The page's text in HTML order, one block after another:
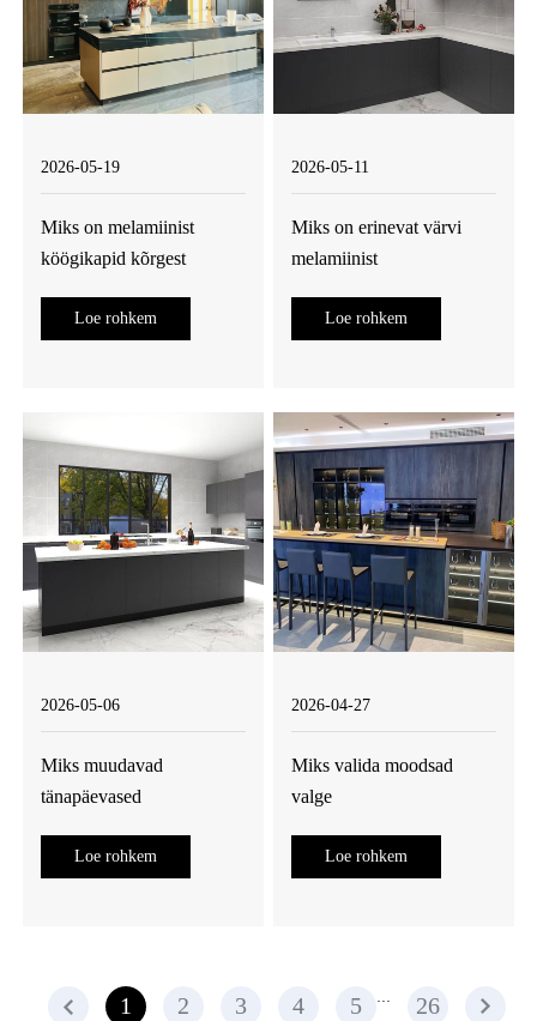
2026-05-19
Miks on melamiinist
köögikapid kõrgest
jaoks nutikaim
Loe rohkem
2026-05-11
Miks on erinevat värvi
melamiinist
moodsate kodude esimene
Loe rohkem
2026-05-06
Miks muudavad
tänapäevased
köögikapid kaasaegseid
Loe rohkem
2026-04-27
Miks valida moodsad
valge
köögikapid?
Loe rohkem
1 2 3 4 5 ... 26